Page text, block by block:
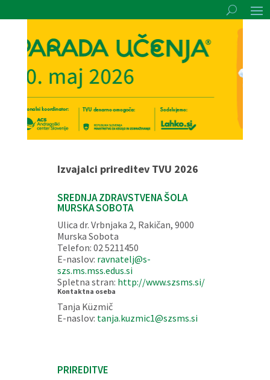
Izvajalci prireditev TVU 2026
SREDNJA ZDRAVSTVENA ŠOLA
MURSKA SOBOTA
Ulica dr. Vrbnjaka 2, Rakičan, 9000
Murska Sobota
Telefon: 02 5211450
E-naslov: ravnatelj@s-
szs.ms.mss.edus.si
Spletna stran: http://www.szsms.si/
Kontaktna oseba
Tanja Küzmič
E-naslov: tanja.kuzmic1@szsms.si
PRIREDITVE